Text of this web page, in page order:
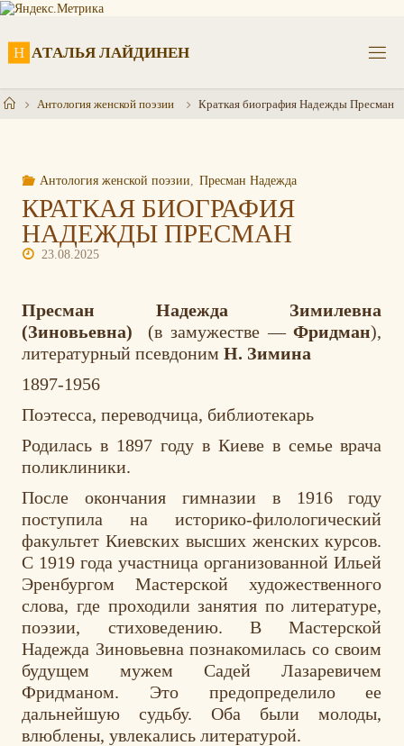
Перейти
Н АТАЛЬЯ ЛАЙДИНЕН
ГлавнаяАнтология женской поэзии Краткая биография Надежды Пресман
Антология женской поэзии Пресман Надежда
КРАТКАЯ БИОГРАФИЯ
НАДЕЖДЫ ПРЕСМАН
23.08.2025
Пресман Надежда Зимилевна
(Зиновьевна)
(в замужестве —Фридман),
литературный псевдонимН. Зимина
1897-1956
Поэтесса, переводчица, библиотекарь
Родилась в 1897 году в Киеве в семье врача
поликлиники.
После окончания гимназии в 1916 году
поступила на историко-филологический
факультет Киевских высших женских курсов.
С 1919 года участница организованной Ильей
Эренбургом Мастерской художественного
слова, где проходили занятия по литературе,
поэзии, стиховедению. В Мастерской
Надежда Зиновьевна познакомилась со своим
будущем мужем Садей Лазаревичем
Фридманом. Это предопределило ее
дальнейшую судьбу. Оба были молоды,
влюблены, увлекались литературой.